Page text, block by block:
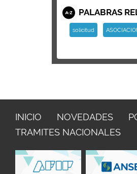
PALABRAS
solicitud
INICIO NOVEDADES
TRAMITES NACIONALES